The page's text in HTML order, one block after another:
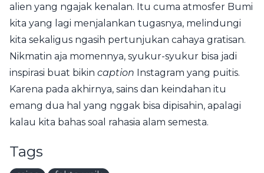
alien yang ngajak kenalan. Itu cuma atmosfer Bumi
kita yang lagi menjalankan tugasnya, melindungi
kita sekaligus ngasih pertunjukan cahaya gratisan.
Nikmatin aja momennya, syukur-syukur bisa jadi
inspirasi buat bikin caption Instagram yang puitis.
Karena pada akhirnya, sains dan keindahan itu
emang dua hal yang nggak bisa dipisahin, apalagi
kalau kita bahas soal rahasia alam semesta.
Tags